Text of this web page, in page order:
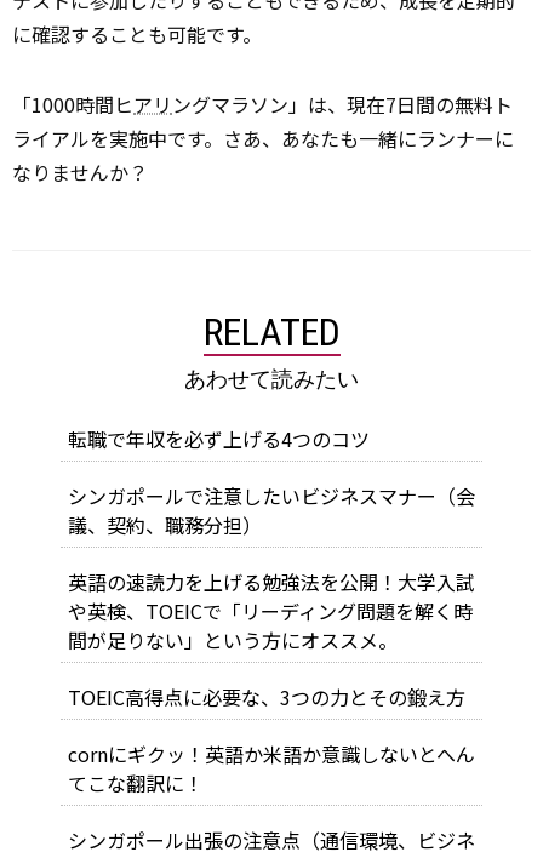
に確認することも可能です。
「1000時間ヒアリ ングマラソン」は、現在7日間の無料ト
ライアルを実施中です。さあ、あなたも一緒にランナーに
なりませんか？
RELATED
あわせて読みたい
転職で年収を必ず上げる4つのコツ
シンガポールで注意したいビジネスマナー（会
議、契約、職務分担）
英語の速読力を上げる勉強法を公開！大学入試
や英検、TOEICで「リーディング問題を解く時
間が足りない」という方にオススメ。
TOEIC高得点に必要な、3つの力とその鍛え方
cornにギクッ！英語か米語か意識しないとへん
てこな翻訳に！
シンガポール出張の注意点（通信環境、ビジネ